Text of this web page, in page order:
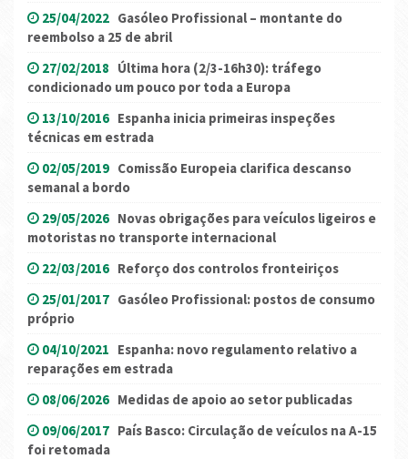
25/04/2022 Gasóleo Profissional – montante do
reembolso a 25 de abril
27/02/2018 Última hora (2/3-16h30): tráfego
condicionado um pouco por toda a Europa
13/10/2016 Espanha inicia primeiras inspeções
técnicas em estrada
02/05/2019 Comissão Europeia clarifica descanso
semanal a bordo
29/05/2026 Novas obrigações para veículos ligeiros e
motoristas no transporte internacional
22/03/2016 Reforço dos controlos fronteiriços
25/01/2017 Gasóleo Profissional: postos de consumo
próprio
04/10/2021 Espanha: novo regulamento relativo a
reparações em estrada
08/06/2026 Medidas de apoio ao setor publicadas
09/06/2017 País Basco: Circulação de veículos na A-15
foi retomada